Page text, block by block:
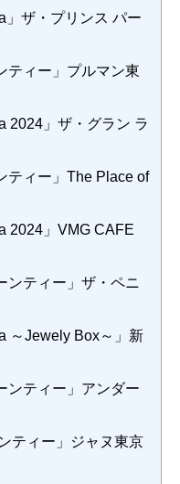
」ザ・プリンス パー
ティー」プルマン東
2024」ザ・グラン ラ
ティー」The Place of
2024」VMG CAFE
ンティー」ザ・ペニ
～Jewely Box～」新
ンティー」アンダー
ティー」ジャヌ東京